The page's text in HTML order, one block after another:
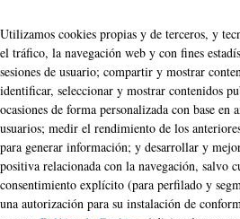
Utilizamos cookies propias y de terceros, y
el tráfico, la navegación web y con fines
sesiones de usuario; compartir y mostrar
identificar, seleccionar y mostrar contenidos
ocasiones de forma personalizada con base
usuarios; medir el rendimiento de los
para generar información; y desarrollar y
positiva relacionada con la navegación, salvo
consentimiento explícito (para perfilado y
una autorización para su instalación de